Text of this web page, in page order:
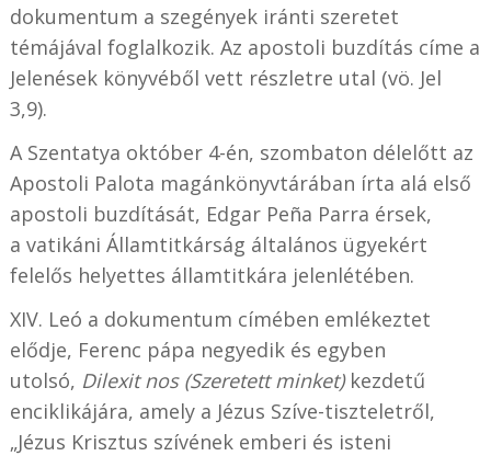
dokumentum a szegények iránti szeretet
témájával foglalkozik. Az apostoli buzdítás címe a
Jelenések könyvéből vett részletre utal (vö. Jel
3,9).
A Szentatya október 4-én, szombaton délelőtt az
Apostoli Palota magánkönyvtárában írta alá első
apostoli buzdítását, Edgar Peña Parra érsek,
a vatikáni Államtitkárság általános ügyekért
felelős helyettes államtitkára jelenlétében.
XIV. Leó a dokumentum címében emlékeztet
elődje, Ferenc pápa negyedik és egyben
utolsó, Dilexit nos (Szeretett minket)kezdetű
enciklikájára, amely a Jézus Szíve-tiszteletről,
„Jézus Krisztus szívének emberi és isteni